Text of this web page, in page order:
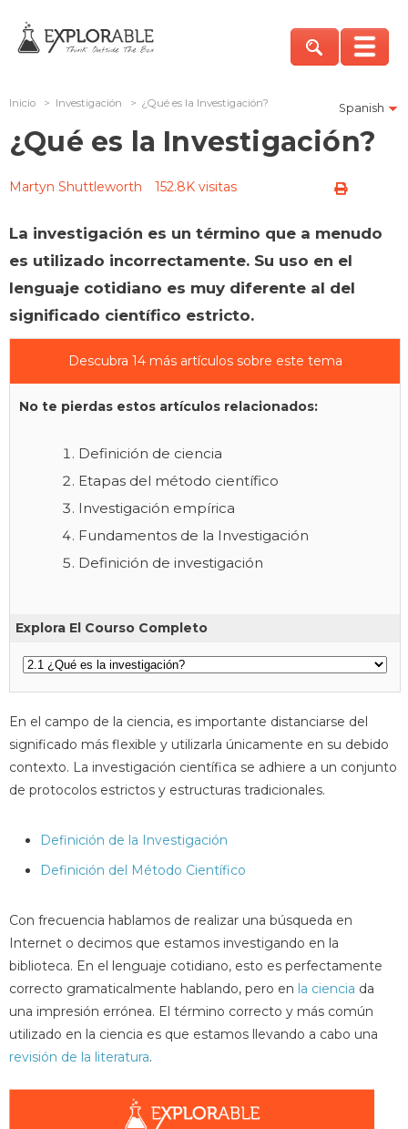
Spanish
Inicio > Investigación > ¿Qué es la Investigación?
¿Qué es la Investigación?
Martyn Shuttleworth 152.8K visitas
La investigación es un término que a menudo
es utilizado incorrectamente. Su uso en el
lenguaje cotidiano es muy diferente al del
significado científico estricto.
Descubra 14 más artículos sobre este tema
No te pierdas estos artículos relacionados:
Definición de ciencia
Etapas del método científico
Investigación empírica
Fundamentos de la Investigación
Definición de investigación
Explora El Courso Completo
En el campo de la ciencia, es importante distanciarse del
significado más flexible y utilizarla únicamente en su debido
contexto. La investigación científica se adhiere a un conjunto
de protocolos estrictos y estructuras tradicionales.
Definición de la Investigación
Definición del Método Científico
Con frecuencia hablamos de realizar una búsqueda en
Internet o decimos que estamos investigando en la
biblioteca. En el lenguaje cotidiano, esto es perfectamente
correcto gramaticalmente hablando, pero en la ciencia da
una impresión errónea. El término correcto y más común
utilizado en la ciencia es que estamos llevando a cabo una
revisión de la literatura.